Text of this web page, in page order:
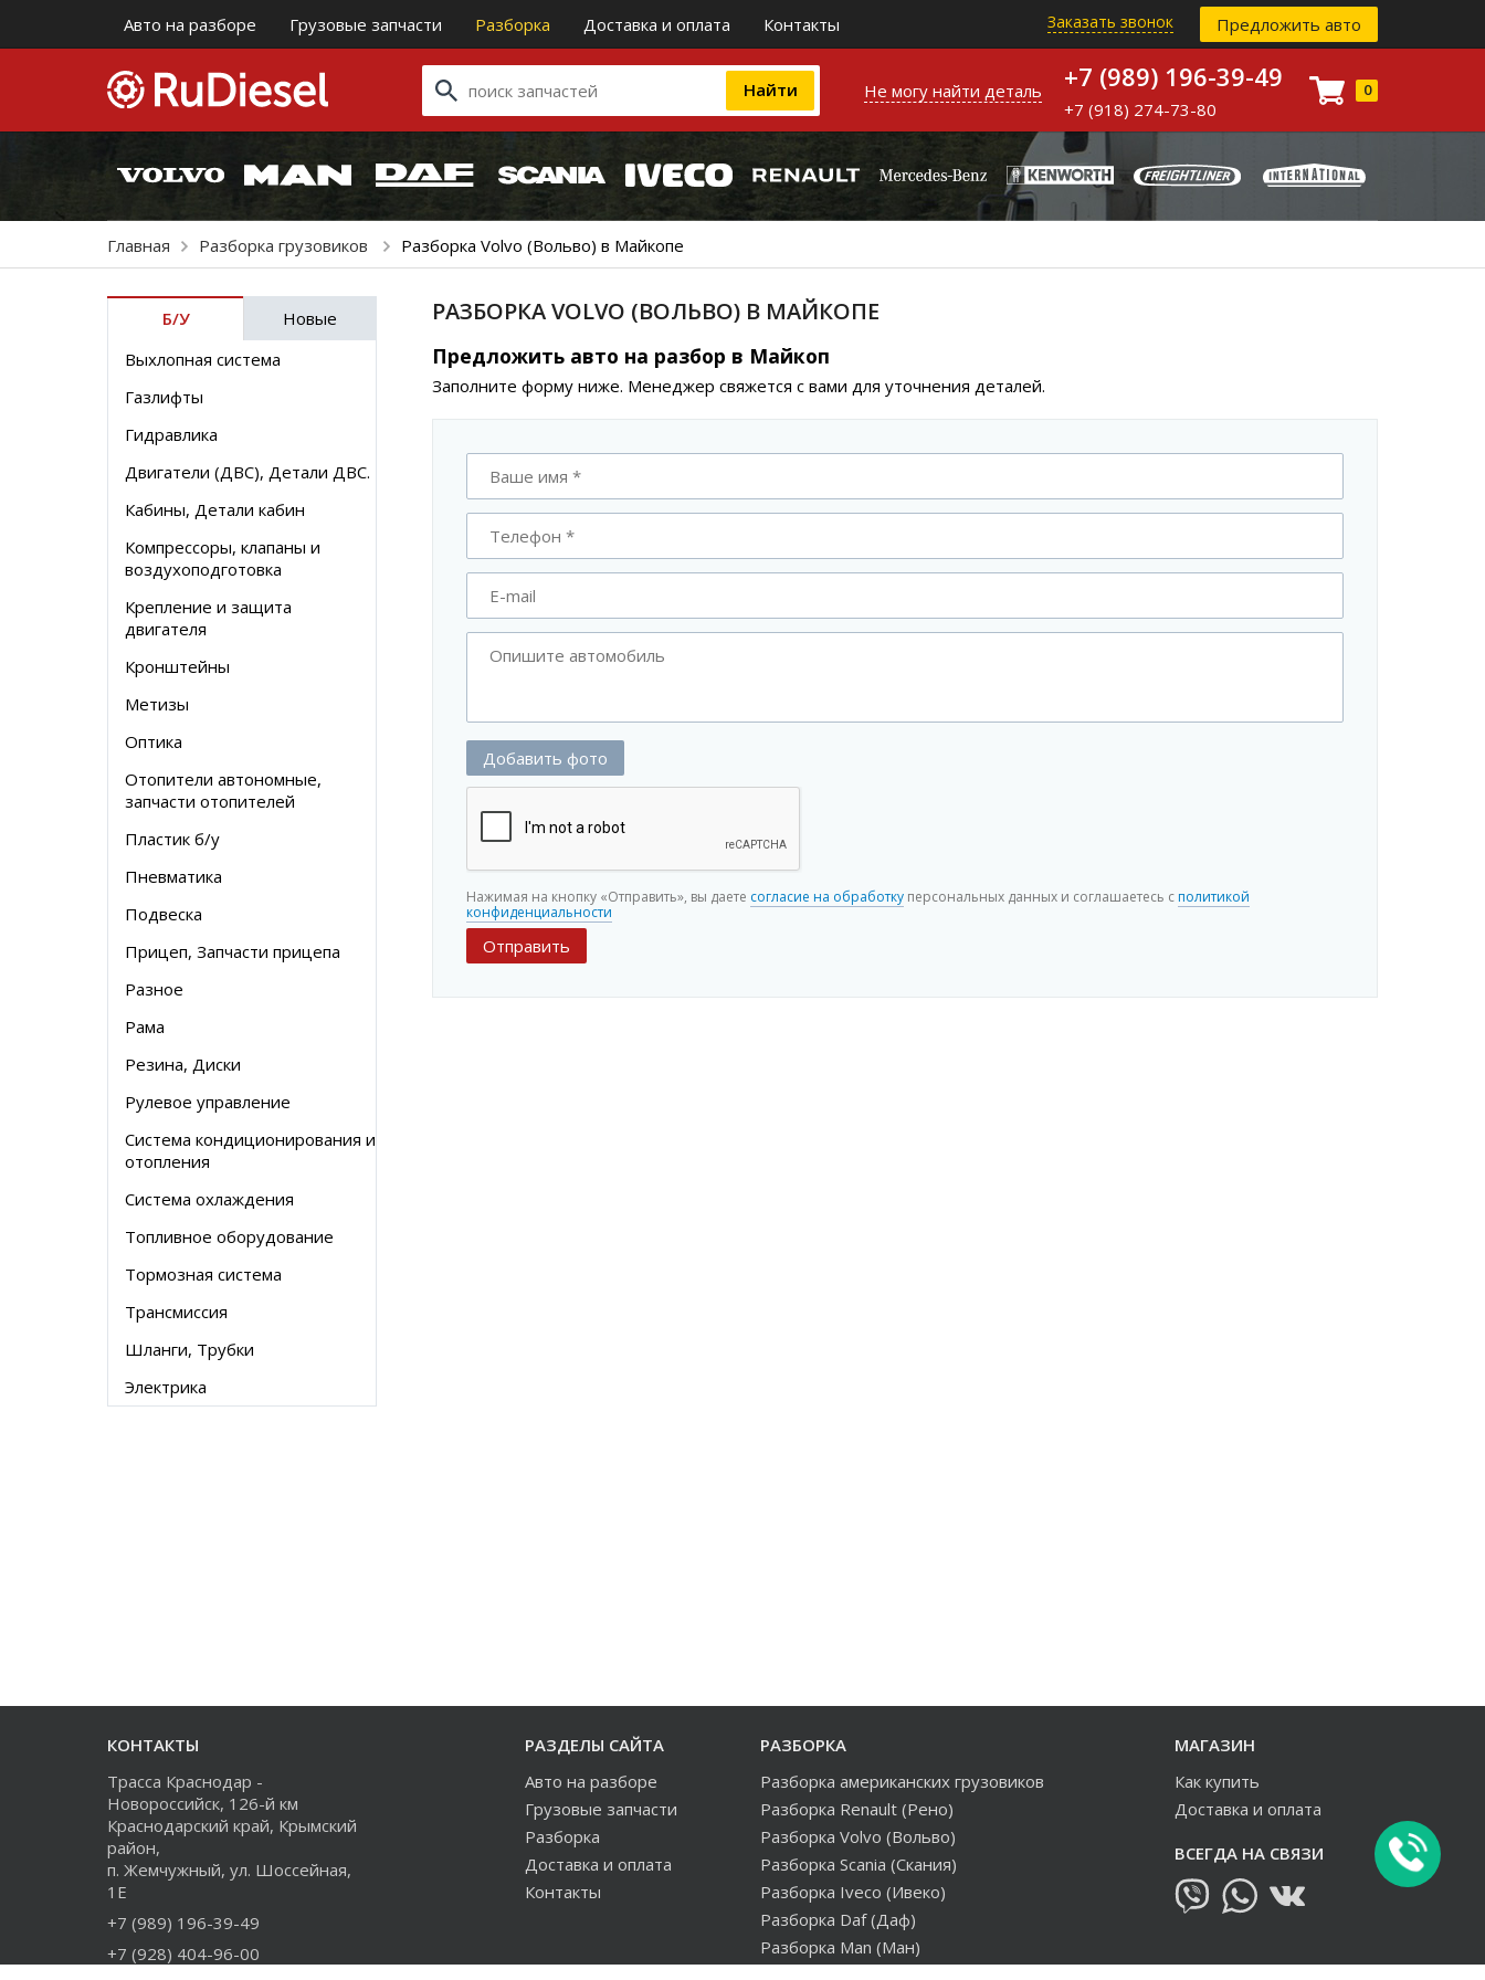
Авто на разборе Грузовые запчасти Разборка Доставка и оплата Контакты Заказать звонок Предложить авто
Не могу найти деталь +7 (989) 196-39-49
+7 (918) 274-73-80
0
Главная Разборка грузовиков Разборка Volvo (Вольво) в Майкопе
Б/У
Новые
Выхлопная система
Газлифты
Гидравлика
Двигатели (ДВС), Детали ДВС.
Кабины, Детали кабин
Компрессоры, клапаны и
воздухоподготовка
Крепление и защита
двигателя
Кронштейны
Метизы
Оптика
Отопители автономные,
запчасти отопителей
Пластик б/у
Пневматика
Подвеска
Прицеп, Запчасти прицепа
Разное
Рама
Резина, Диски
Рулевое управление
Система кондиционирования и
отопления
Система охлаждения
Топливное оборудование
Тормозная система
Трансмиссия
Шланги, Трубки
Электрика
РАЗБОРКА VOLVO (ВОЛЬВО) В МАЙКОПЕ
Предложить авто на разбор в Майкоп
Заполните форму ниже. Менеджер свяжется с вами для уточнения деталей.
Добавить фото
Нажимая на кнопку «Отправить», вы даете согласие на обработку персональных данных и соглашаетесь cполитикой
конфиденциальности
КОНТАКТЫ
Трасса Краснодар -
Новороссийск, 126-й км
Краснодарский край, Крымский
район,
п. Жемчужный, ул. Шоссейная,
1Е
+7 (989) 196-39-49
+7 (928) 404-96-00
РАЗДЕЛЫ САЙТА
Авто на разборе
Грузовые запчасти
Разборка
Доставка и оплата
Контакты
РАЗБОРКА
Разборка американских грузовиков
Разборка Renault (Рено)
Разборка Volvo (Вольво)
Разборка Scania (Скания)
Разборка Iveco (Ивеко)
Разборка Daf (Даф)
Разборка Man (Ман)
МАГАЗИН
Как купить
Доставка и оплата
ВСЕГДА НА СВЯЗИ